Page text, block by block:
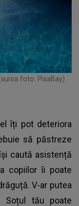
foto: PixaBay)
îți pot deteriora
să păstreze
caută asistență
copiilor îi poate
V-ar putea
Soțul tău poate